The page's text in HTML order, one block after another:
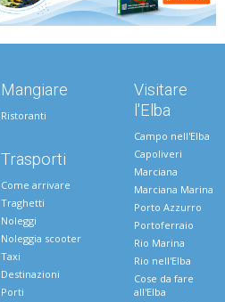
Mangiare
Ristoranti
Trasporti
Come arrivare
Traghetti
Noleggi
Noleggia scooter
Taxi
Destinazioni
Porti
Visitare
l'Elba
Campo nell'Elba
Capoliveri
Marciana
Marciana Marina
Porto Azzurro
Portoferraio
Rio Marina
Rio nell'Elba
Cose da fare
all'Elba